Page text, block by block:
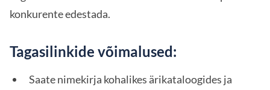
konkurente edestada.
Tagasilinkide võimalused:
Saate nimekirja kohalikes ärikataloogides ja